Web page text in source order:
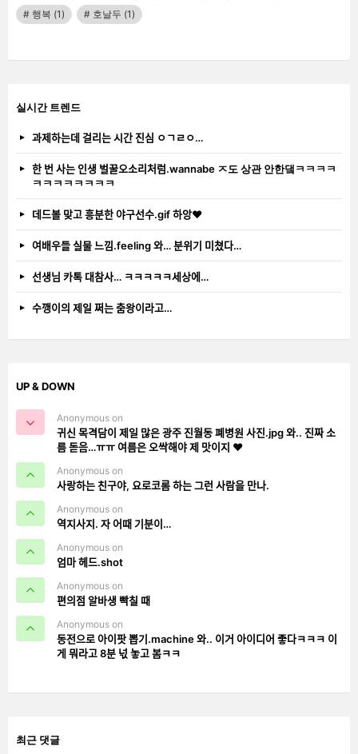
행복 (1) 호날두 (1)
실시간 트렌드
과제하는데 걸리는 시간 진심 ㅇㄱㄹㅇ…
한 번 사는 인생 벌꿀오소리처럼.wannabe ㅈ도 상관 안한댘ㅋㅋㅋㅋ
ㅋㅋㅋㅋㅋㅋㅋㅋ
데드볼 맞고 흥분한 야구선수.gif 하앙❤️
여배우들 실물 느낌.feeling 와… 분위기 미쳤다…
선생님 카톡 대참사… ㅋㅋㅋㅋㅋ세상에…
수깽이의 제일 쩌는 춤왕이라고…
UP & DOWN
Anonymous on
귀신 목격담이 제일 많은 광주 진월동 폐병원 사진.jpg 와.. 진짜 소
름 돋음…ㅠㅠ 여름은 오싹해야 제 맛이지 ❤️
Anonymous on
사랑하는 친구야, 요로코롬 하는 그런 사람을 만나.
Anonymous on
역지사지. 자 어때 기분이…
Anonymous on
엄마 헤드.shot
Anonymous on
편의점 알바생 빡칠 때
Anonymous on
동전으로 아이팟 뽑기.machine 와.. 이거 아이디어 좋다ㅋㅋㅋ 이
게 뭐라고 8분 넋 놓고 봄ㅋㅋ
최근 댓글